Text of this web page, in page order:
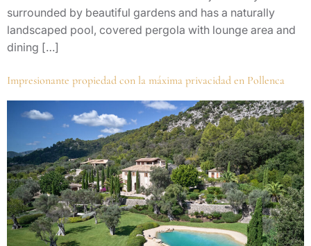
surrounded by beautiful gardens and has a naturally
landscaped pool, covered pergola with lounge area and
dining […]
Impresionante propiedad con la máxima privacidad en Pollenca